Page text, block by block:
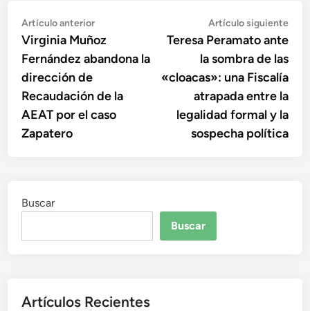
Navegación
de
entradas
Artículo anteriorArtículo
anterior:
Virginia Muñoz
Fernández abandona la
dirección de
Recaudación de la
AEAT por el caso
Zapatero
Artículo siguiente
Teresa Peramato ante
la sombra de las
«cloacas»: una Fiscalía
atrapada entre la
legalidad formal y la
sospecha política
Buscar
Buscar
Artículos Recientes